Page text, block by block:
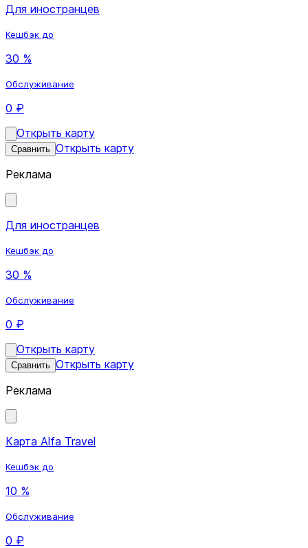
Для иностранцев
Кешбэк до
30 %
Обслуживание
0 ₽
Открыть карту
Сравнить Открыть карту
Реклама
Для иностранцев
Кешбэк до
30 %
Обслуживание
0 ₽
Открыть карту
Сравнить Открыть карту
Реклама
Карта Alfa Travel
Кешбэк до
10 %
Обслуживание
0 ₽